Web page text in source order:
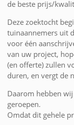
de beste prijs/
Deze zoektocht
tuinaannemers uit
voor één
van uw project,
(en offerte) zullen
duren, en vergt de
Daarom hebben wij
geroepen.
Omdat dit gehele